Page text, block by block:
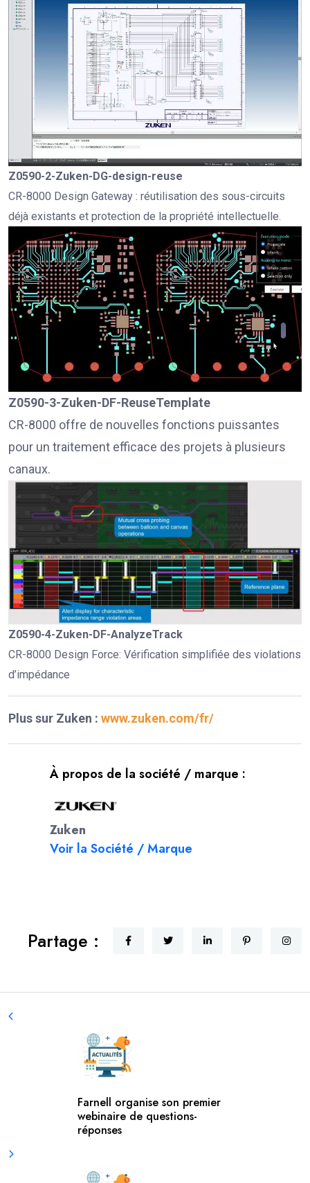
Z0590-2-Zuken-DG-design-reuse
CR-8000 Design Gateway : réutilisation des sous-circuits
déjà existants et protection de la propriété intellectuelle.
Z0590-3-Zuken-DF-ReuseTemplate
CR-8000 offre de nouvelles fonctions puissantes
pour un traitement efficace des projets à plusieurs
canaux.
Z0590-4-Zuken-DF-AnalyzeTrack
CR-8000 Design Force: Vérification simplifiée des violations
d’impédance
Plus sur Zuken : www.zuken.com/fr/
À propos de la société / marque :
Zuken
Voir la Société / Marque
Partage :
Farnell organise son premier
webinaire de questions-
réponses